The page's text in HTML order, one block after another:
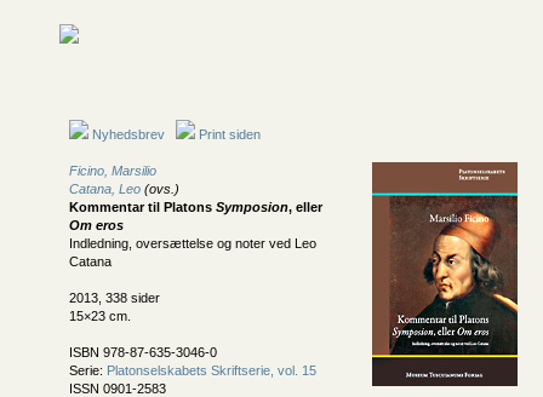
Nyhedsbrev Print siden
Ficino, Marsilio
Catana, Leo (ovs.)
Kommentar til Platons Symposion, eller
Om eros
Indledning, oversættelse og noter ved Leo
Catana
2013, 338 sider
15×23 cm.
ISBN 978-87-635-3046-0
Serie: Platonselskabets Skriftserie, vol. 15
ISSN 0901-2583